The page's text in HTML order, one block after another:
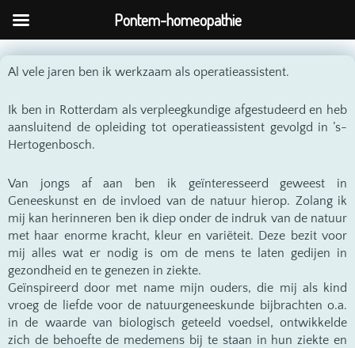
naar
de
Al vele jaren ben ik werkzaam als operatieassistent.
Ik ben in Rotterdam als verpleegkundige afgestudeerd en heb
aansluitend de opleiding tot operatieassistent gevolgd in ’s-
Hertogenbosch.
Van jongs af aan ben ik geïnteresseerd geweest in
Geneeskunst en de invloed van de natuur hierop. Zolang ik
mij kan herinneren ben ik diep onder de indruk van de natuur
met haar enorme kracht, kleur en variëteit. Deze bezit voor
mij alles wat er nodig is om de mens te laten gedijen in
gezondheid en te genezen in ziekte.
Geïnspireerd door met name mijn ouders, die mij als kind
vroeg de liefde voor de natuurgeneeskunde bijbrachten o.a.
in de waarde van biologisch geteeld voedsel, ontwikkelde
zich de behoefte de medemens bij te staan in hun ziekte en
Pontem-homeopathie